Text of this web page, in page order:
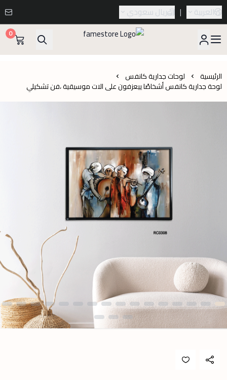
العربية | ريال سعودي
0
الرئيسية لوحات جدارية كانفس
لوحة جدارية كانفس أشخاصًا ييعزفون على الات موسيقية ،فن تشكيلي